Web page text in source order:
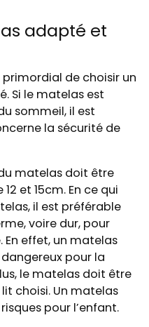
adapté et
de choisir un
Si le matelas est
sommeil, il est
la sécurité de
matelas doit être
et 15cm. En ce qui
il est préférable
voire dur, pour
En effet, un matelas
pour la
le matelas doit être
choisi. Un matelas
pour l’enfant.